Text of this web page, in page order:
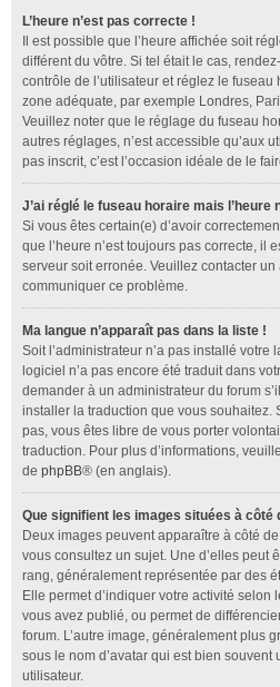
L’heure n’est pas correcte !
Il est possible que l’heure affichée soit
différent du vôtre. Si tel était le cas,
contrôle de l’utilisateur et réglez le fuseau
zone adéquate, par exemple Londres,
Veuillez noter que le réglage du fuseau
autres réglages, n’est accessible qu’aux
pas inscrit, c’est l’occasion idéale de le
J’ai réglé le fuseau horaire mais l’heure
Si vous êtes certain(e) d’avoir
que l’heure n’est toujours pas correcte, il
serveur soit erronée. Veuillez contacter
communiquer ce problème.
Ma langue n’apparaît pas dans la liste !
Soit l’administrateur n’a pas installé votre
logiciel n’a pas encore été traduit dans
demander à un administrateur du forum
installer la traduction que vous souhaitez.
pas, vous êtes libre de vous porter
traduction. Pour plus d’informations,
de phpBB® (en anglais).
Que signifient les images situées à côté
Deux images peuvent apparaître à côté
vous consultez un sujet. Une d’elles peut
rang, généralement représentée par des
Elle permet d’indiquer votre activité selon
vous avez publié, ou permet de
forum. L’autre image, généralement plus
sous le nom d’avatar qui est bien
utilisateur.